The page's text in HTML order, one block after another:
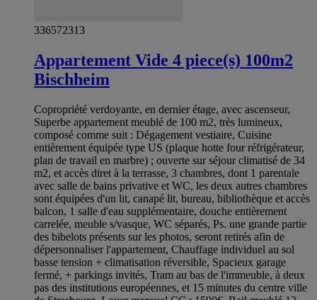
336572313
Appartement Vide 4 piece(s) 100m2
Bischheim
Copropriété verdoyante, en dernier étage, avec ascenseur,
Superbe appartement meublé de 100 m2, très lumineux,
composé comme suit : Dégagement vestiaire, Cuisine
entièrement équipée type US (plaque hotte four réfrigérateur,
plan de travail en marbre) ; ouverte sur séjour climatisé de 34
m2, et accès diret à la terrasse, 3 chambres, dont 1 parentale
avec salle de bains privative et WC, les deux autres chambres
sont équipées d'un lit, canapé lit, bureau, bibliothèque et accès
balcon, 1 salle d'eau supplémentaire, douche entièrement
carrelée, meuble s/vasque, WC séparés, Ps. une grande partie
des bibelots présents sur les photos, seront retirés afin de
dépersonnaliser l'appartement, Chauffage individuel au sol
basse tension + climatisation réversible, Spacieux garage
fermé, + parkings invités, Tram au bas de l'immeuble, à deux
pas des institutions européennes, et 15 minutes du centre ville